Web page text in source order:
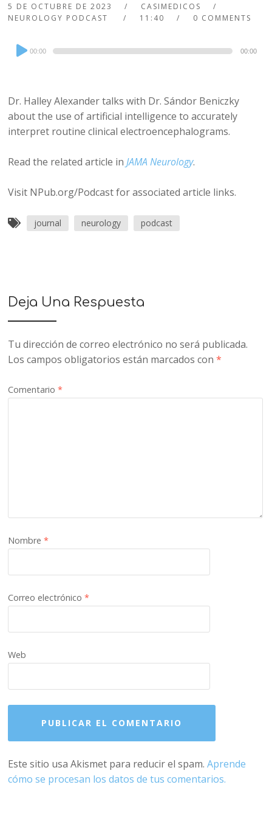
5 DE OCTUBRE DE 2023
CASIMEDICOS
NEUROLOGY PODCAST
11:40 0 COMMENTS
Audio
Player
00:00 00:00
Dr. Halley Alexander talks with Dr. Sándor Beniczky
about the use of artificial intelligence to accurately
interpret routine clinical electroencephalograms.
Read the related article inJAMA Neurology.
Visit NPub.org/Podcast for associated article links.
journal neurology podcast
Deja Una Respuesta
Tu dirección de correo electrónico no será publicada.
Los campos obligatorios están marcados con*
Comentario*
Nombre*
Correo electrónico*
Web
Este sitio usa Akismet para reducir el spam.Aprende
cómo se procesan los datos de tus comentarios.